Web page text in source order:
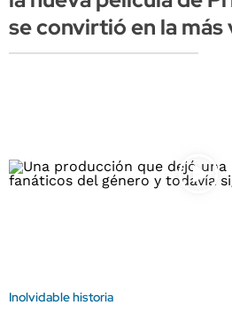
se convirtió en la más
Inolvidable historia